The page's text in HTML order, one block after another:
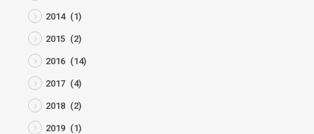
2014 (1)
2015 (2)
2016 (14)
2017 (4)
2018 (2)
2019 (1)